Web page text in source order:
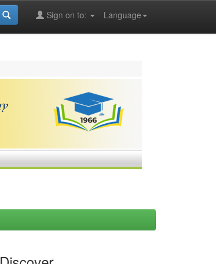
Language
Sign on to: